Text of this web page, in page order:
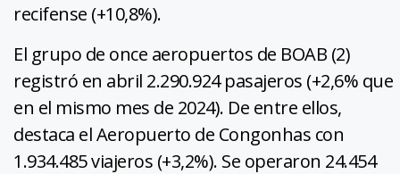
recifense (+10,8%).
El grupo de once aeropuertos de BOAB (2)
registró en abril 2.290.924 pasajeros (+2,6% que
en el mismo mes de 2024). De entre ellos,
destaca el Aeropuerto de Congonhas con
1.934.485 viajeros (+3,2%). Se operaron 24.454